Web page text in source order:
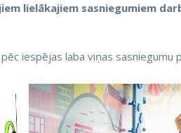
lielākajiem sasniegumiem
iespējas laba viņas sasniegumu